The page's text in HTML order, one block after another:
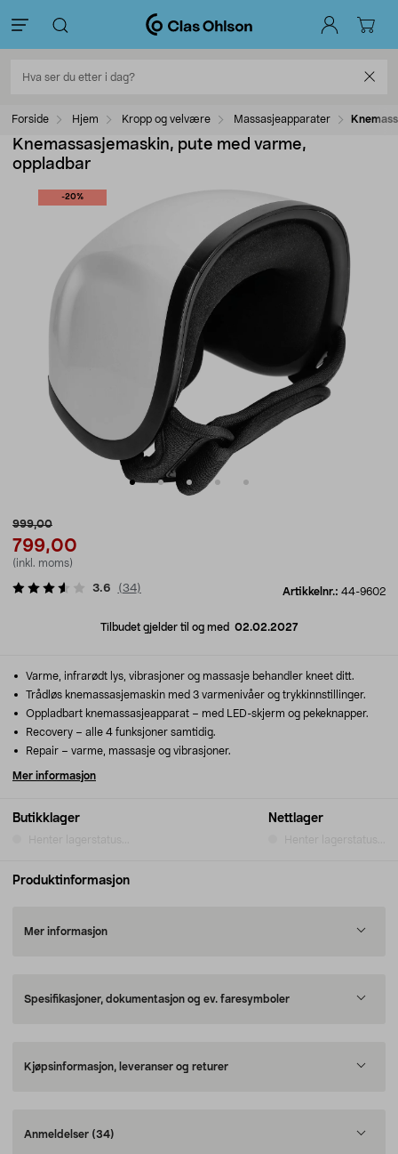
Forside Hjem Kropp og velvære Massasjeapparater
Knemassasjemaskin, pute med varme,
oppladbar
-20%
999,00
799,00
(inkl. moms)
Artikkelnr.: 44-9602
3.6 (34)
Tilbudet gjelder til og med 02.02.2027
Butikklager
Henter lagerstatus...
Nettlager
Henter lagerstatus...
Varme, infrarødt lys, vibrasjoner og massasje behandler kneet ditt.
Trådløs knemassasjemaskin med 3 varmenivåer og trykkinnstillinger.
Oppladbart knemassasjeapparat – med LED-skjerm og pekeknapper.
Recovery – alle 4 funksjoner samtidig.
Repair – varme, massasje og vibrasjoner.
Mer informasjon
Produktinformasjon
Mer informasjon
Spesifikasjoner, dokumentasjon og ev. faresymboler
Kjøpsinformasjon, leveranser og returer
Anmeldelser (34)